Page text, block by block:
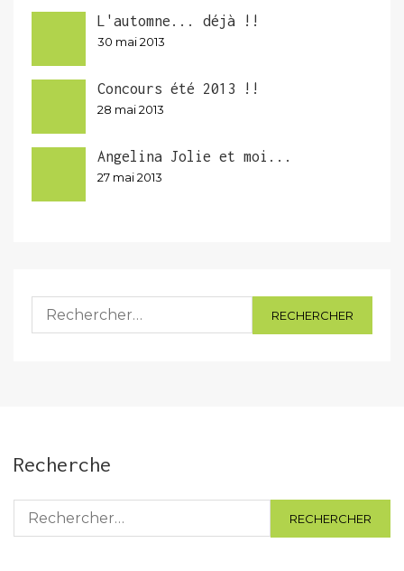
L'automne... déjà !!
30 mai 2013
Concours été 2013 !!
28 mai 2013
Angelina Jolie et moi...
27 mai 2013
Rechercher :
Recherche
Rechercher :